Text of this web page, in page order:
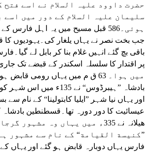
حضرت داوود علیہ السلام نے اسے فتح
سلیمان علیہ السلام کے دور میں اسے
ہوئی۔586 قبل مسیح میں یہ اہل فارس
جب بخت نصر نے یہاں یلغار کی۔یہودیوں کا
باقی بچ گئے انہیں غلام بنا کر بابل لے
میں ہوا۔ 63 ق م میں یہاں رومی
بادشاہ ”ہیبرڈوس“ نے 135ء
اور یہاں نیا شہر ”ایلیا کابتولینا“ کے نام سے
عیسائیت کا دور دورہ تھا۔قسطنطین بادشاہ
ھیلانہ نے 335ء میں یہاں وہ
فارس یہاں دوبارہ قابض ہو گئے اور یہاں کے